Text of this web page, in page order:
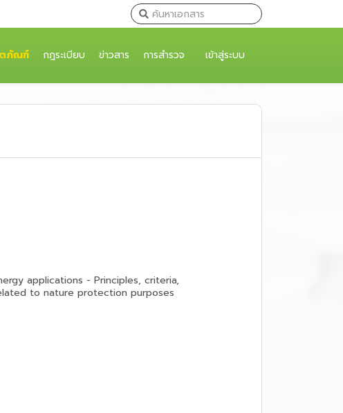
ภัณฑ์ กฎระเบียบ ข่าวสาร การสำรวจ เข้าสู่ระบบ
applications - Principles, criteria,
to nature protection purposes